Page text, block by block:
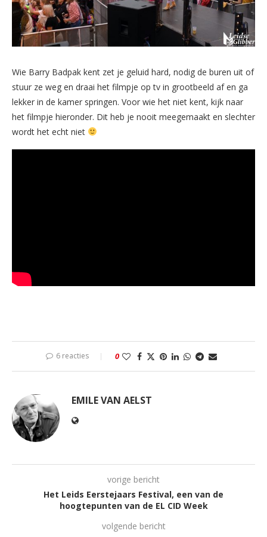
Wie Barry Badpak kent zet je geluid hard, nodig de buren uit of
stuur ze weg en draai het filmpje op tv in grootbeeld af en ga
lekker in de kamer springen. Voor wie het niet kent, kijk naar
het filmpje hieronder. Dit heb je nooit meegemaakt en slechter
wordt het echt niet
6 reacties 0
EMILE VAN AELST
vorige bericht
Het Leids Eerstejaars Festival, een van de
hoogtepunten van de EL CID Week
volgende bericht